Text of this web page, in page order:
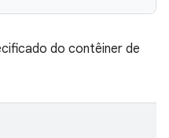
do contêiner de